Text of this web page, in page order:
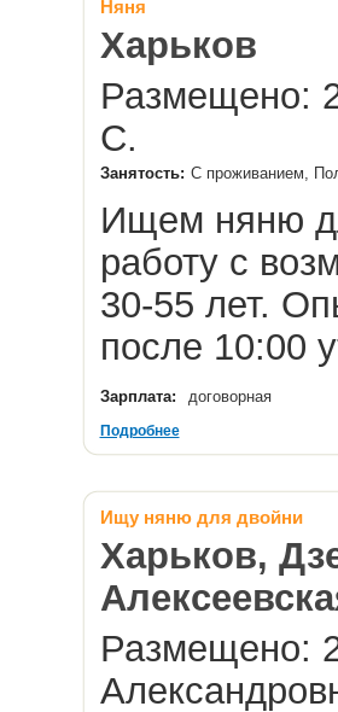
Няня
Харьков
Размещено:
С.
Занятость: С проживанием,
Ищем няню
работу с
30-55 лет.
после 10:00
Зарплата: договорная
Подробнее
Ищу няню для двойни
Харьков,
Размещено: